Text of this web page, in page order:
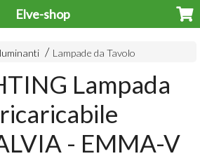
Elve-shop
Lampade da Tavolo
Lampada
- EMMA-V